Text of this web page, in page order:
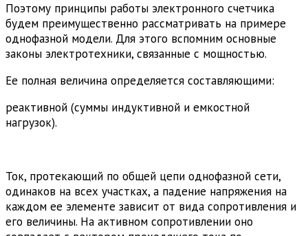
Поэтому принципы работы электронного счетчика
будем преимущественно рассматривать на примере
однофазной модели. Для этого вспомним основные
законы электротехники, связанные с мощностью.
Ее полная величина определяется составляющими:
реактивной (суммы индуктивной и емкостной
нагрузок).
Ток, протекающий по общей цепи однофазной сети,
одинаков на всех участках, а падение напряжения на
каждом ее элементе зависит от вида сопротивления и
его величины. На активном сопротивлении оно